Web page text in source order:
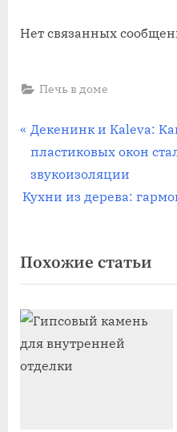
Нет связанных
Печь в доме
Навигация
по
записям
П
р
е
д
у
щ
а
я
з
а
Декенинк и Kaleva:
пластиковых окон
звукоизоляции
С
д
у
ю
а
я
Кухни из дерева:
Похожие статьи